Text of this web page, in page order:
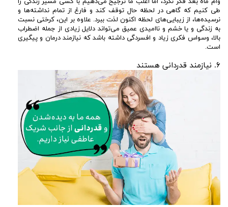
طی کنیم که گاهی در لحظه حال توقف کند و فارغ از تمام نداشته‌ها و
نرسیده‌ها، از زیبایی‌های لحظه اکنون لذت ببرد. علاوه بر این، کرختی نسبت
به زندگی و یا خشم و ناامیدی عمیق می‌تواند دلایل زیادی از جمله اضطراب
بالا، وسواس فکری زیاد و افسردگی داشته باشد که نیازمند درمان و پیگیری
است.
۶. نیازمند قدردانی هستند